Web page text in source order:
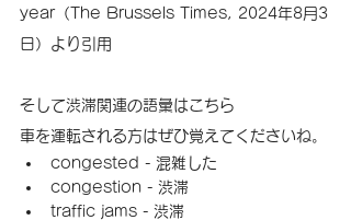
year（The Brussels Times, 2024年8月3
日）より引用
そして渋滞関連の語彙はこちら
車を運転される方はぜひ覚えてくださいね。
congested - 混雑した
congestion - 渋滞
traffic jams - 渋滞